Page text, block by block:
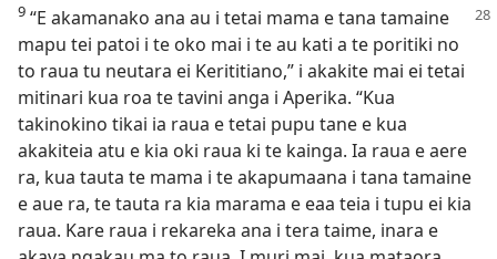
9 “E akamanako ana au i tetai mama e tana tamaine
mapu tei patoi i te oko mai i te au kati a te poritiki no
to raua tu neutara ei Kerititiano,” i akakite mai ei tetai
mitinari kua roa te tavini anga i Aperika. “Kua
takinokino tikai ia raua e tetai pupu tane e kua
akakiteia atu e kia oki raua ki te kainga. Ia raua e aere
ra, kua tauta te mama i te akapumaana i tana tamaine
e aue ra, te tauta ra kia marama e eaa teia i tupu ei kia
raua. Kare raua i rekareka ana i tera taime, inara e